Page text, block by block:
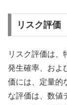
リスク評価
リスク評価は、
発生確率、およ
価には、定量的
な評価は、数値